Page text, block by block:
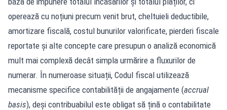
operează cu noțiuni precum venit brut, cheltuieli deductibile,
amortizare fiscală, costul bunurilor valorificate, pierderi fiscale
reportate și alte concepte care presupun o analiză economică
mult mai complexă decât simpla urmărire a fluxurilor de
numerar. În numeroase situații, Codul fiscal utilizează
mecanisme specifice contabilității de angajamente (accrual
basis), deși contribuabilul este obligat să țină o contabilitate